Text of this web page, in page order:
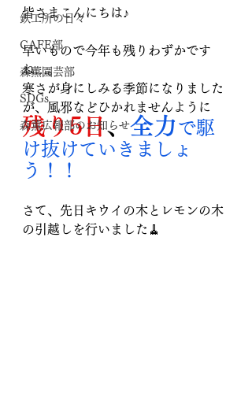
鉄工所の日々
CAFE部
森薫園芸部
SDGs
森薫広報部のお知らせ
皆さまこんにちは♪
早いもので今年も残りわずかです
ね…。
寒さが身にしみる季節になりました
が、風邪などひかれませんように
残り5日、全力 で駆
け抜けていきましょ
う！！
さて、先日キウイの木とレモンの木
の引越しを行いました🧹